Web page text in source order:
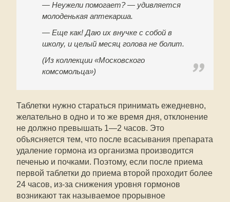
— Неужели помогает? — удивляется
молоденькая аптекарша.
— Еще как! Даю их внучке с собой в
школу, и целый месяц голова не болит.
(Из коллекции «Московского
комсомольца»)
Таблетки нужно стараться принимать ежедневно,
желательно в одно и то же время дня, отклонение
не должно превышать 1—2 часов. Это
объясняется тем, что после всасывания препарата
удаление гормона из организма производится
печенью и почками. Поэтому, если после приема
первой таблетки до приема второй проходит более
24 часов, из-за снижения уровня гормонов
возникают так называемое прорывное